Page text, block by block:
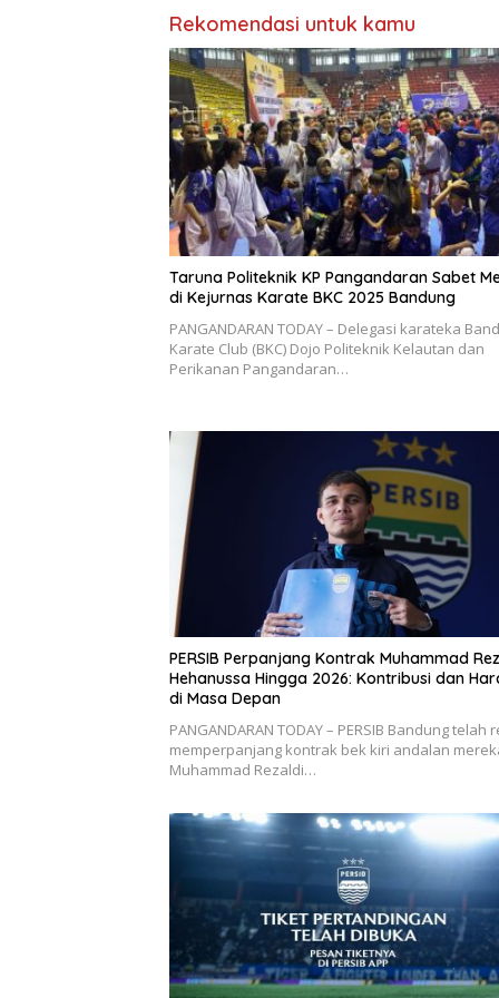
Rekomendasi untuk kamu
Taruna Politeknik KP Pangandaran Sabet
di Kejurnas Karate BKC 2025 Bandung
PANGANDARAN TODAY – Delegasi karateka
Karate Club (BKC) Dojo Politeknik Kelautan dan
Perikanan Pangandaran…
PERSIB Perpanjang Kontrak Muhammad
Hehanussa Hingga 2026: Kontribusi dan
di Masa Depan
PANGANDARAN TODAY – PERSIB Bandung telah
memperpanjang kontrak bek kiri andalan
Muhammad Rezaldi…